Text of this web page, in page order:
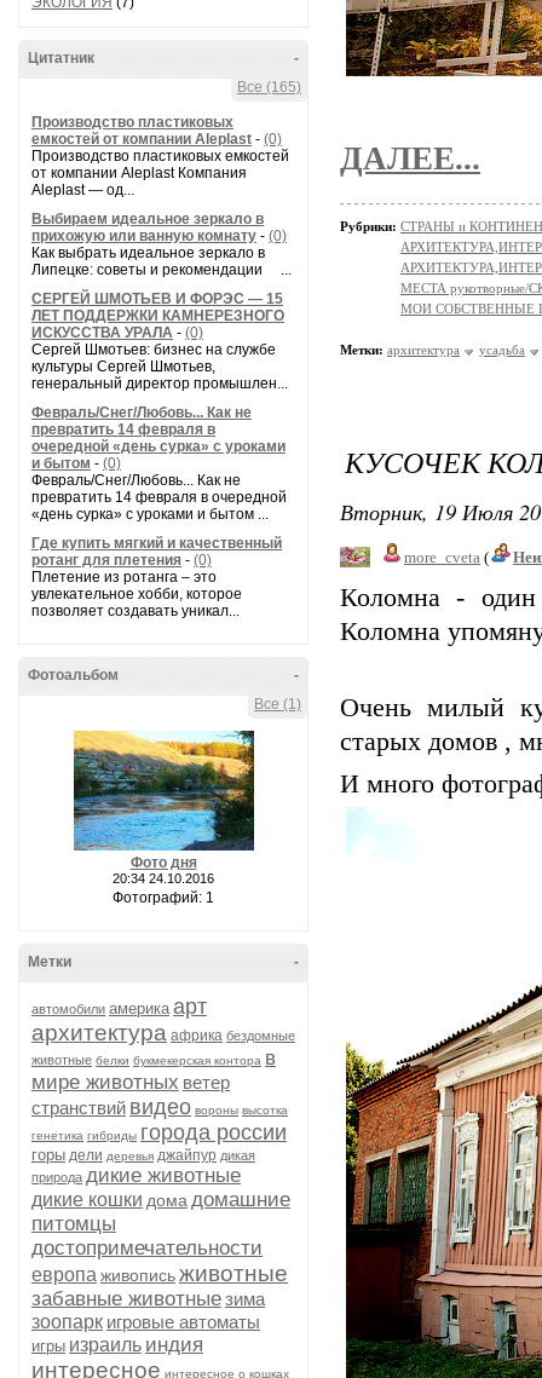
-
Цитатник
Все (165)
Производство пластиковых
емкостей от компании Aleplast - (0)
Производство пластиковых емкостей
от компании Aleplast Компания
Aleplast — од...
Выбираем идеальное зеркало в
прихожую или ванную комнату - (0)
Как выбрать идеальное зеркало в
Липецке: советы и рекомендации ...
СЕРГЕЙ ШМОТЬЕВ И ФОРЭС — 15
ЛЕТ ПОДДЕРЖКИ КАМНЕРЕЗНОГО
ИСКУССТВА УРАЛА - (0)
Сергей Шмотьев: бизнес на службе
культуры Сергей Шмотьев,
генеральный директор промышлен...
Февраль/Снег/Любовь... Как не
превратить 14 февраля в
очередной «день сурка» с уроками
и бытом - (0)
Февраль/Снег/Любовь... Как не
превратить 14 февраля в очередной
«день сурка» с уроками и бытом ...
Где купить мягкий и качественный
ротанг для плетения - (0)
Плетение из ротанга – это
увлекательное хобби, которое
позволяет создавать уникал...
-
Фотоальбом
Все (1)
Фото дня
20:34 24.10.2016
Фотографий: 1
-
Метки
автомобили америка арт
архитектура африка бездомные
животные белки букмекерская контора в
мире животных ветер
странствий видео вороны высотка
генетика гибриды города россии
горы дели деревья джайпур дикая
природа дикие животные
дикие кошки дома домашние
питомцы
достопримечательности
европа живописьживотные
забавные животныезима
зоопарк игровые автоматы
игры израиль индия
интересное интересное о кошках
ДАЛЕЕ...
Рубрики: СТРАНЫ и
МЕСТА
МОИ СОБСТВЕННЫЕ
Метки: архитектура усадьба
КУСОЧЕК
Вторник, 19 Июля
more_cveta (
Коломна - один
Коломна
Очень милый
старых домов ,
И много